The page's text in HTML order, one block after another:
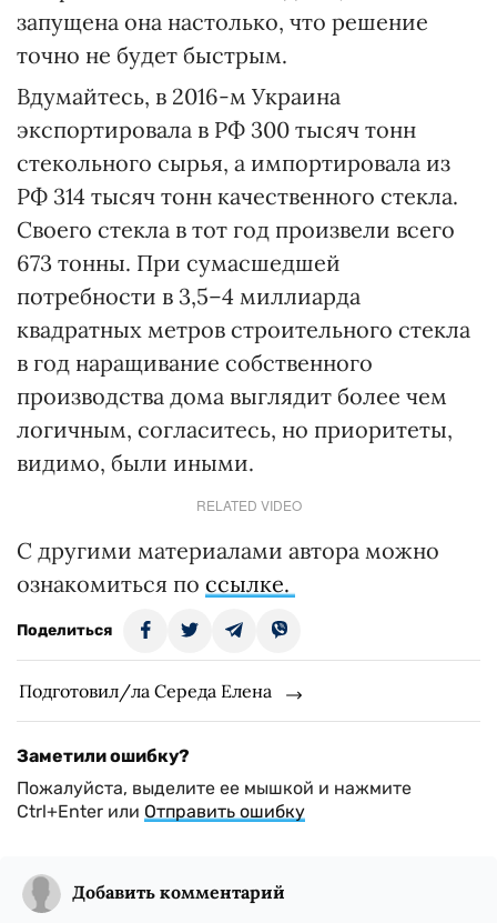
запущена она настолько, что решение
точно не будет быстрым.
Вдумайтесь, в 2016-м Украина
экспортировала в РФ 300 тысяч тонн
стекольного сырья, а импортировала из
РФ 314 тысяч тонн качественного стекла.
Своего стекла в тот год произвели всего
673 тонны. При сумасшедшей
потребности в 3,5–4 миллиарда
квадратных метров строительного стекла
в год наращивание собственного
производства дома выглядит более чем
логичным, согласитесь, но приоритеты,
видимо, были иными.
RELATED VIDEO
С другими материалами автора можно
ознакомиться по ссылке.
Поделиться
Подготовил/ла Середа Елена
Заметили ошибку?
Пожалуйста, выделите ее мышкой и нажмите
Ctrl+Enter или Отправить ошибку
Добавить комментарий